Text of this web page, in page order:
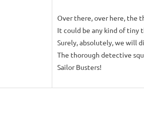
Over there, over here, the
It could be any kind of tiny
Surely, absolutely, we will
The thorough detective
Sailor Busters!